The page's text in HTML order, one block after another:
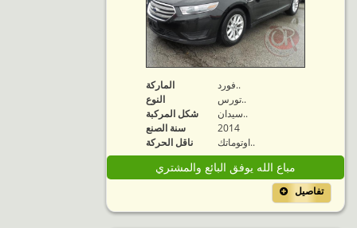
الماركة
فورد..
النوع
تورس..
شكل المركبة
سيدان..
سنة الصنع
2014
ناقل الحركة
اوتوماتك..
مباع الله يوفق البائع والمشتري
تفاصيل